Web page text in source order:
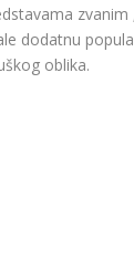
zvanim
dodatnu
oblika.